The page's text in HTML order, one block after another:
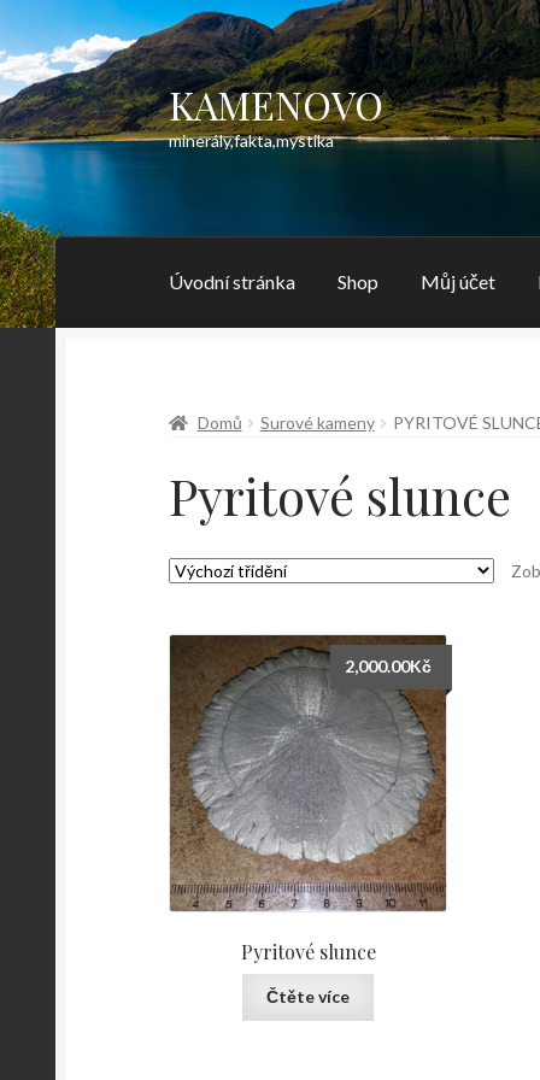
Přeskočit
na
navigaci
Přejít
k
obsahu
KAMENOVO
minerály,fakta,mystika
Úvodní stránka Shop Můj účet
Domů Surové kameny PYRITOVÉ
Pyritové slunce
Pyritové slunce
2,000.00Kč
Čtěte více